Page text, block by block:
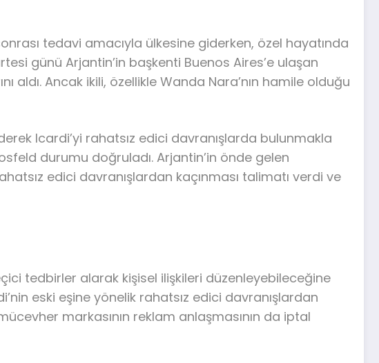
tedavi amacıyla ülkesine giderken, özel hayatında
günü Arjantin’in başkenti Buenos Aires’e ulaşan
aldı. Ancak ikili, özellikle Wanda Nara’nın hamile olduğu
Icardi’yi rahatsız edici davranışlarda bulunmakla
durumu doğruladı. Arjantin’in önde gelen
edici davranışlardan kaçınması talimatı verdi ve
tedbirler alarak kişisel ilişkileri düzenleyebileceğine
eski eşine yönelik rahatsız edici davranışlardan
markasının reklam anlaşmasının da iptal